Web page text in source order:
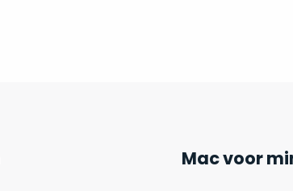
Mac voor